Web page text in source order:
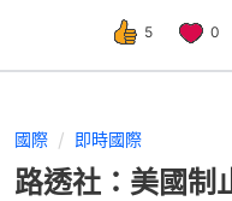
5 0
國際 即時國際
路透社：美國制